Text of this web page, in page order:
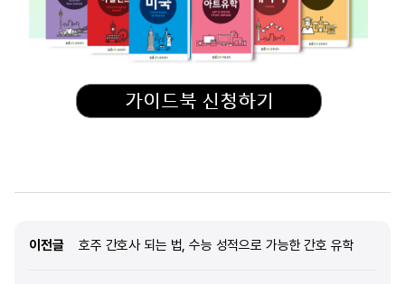
이전글 이전글
호주 간호사 되는 법, 수능 성적으로 가능한 간호 유학